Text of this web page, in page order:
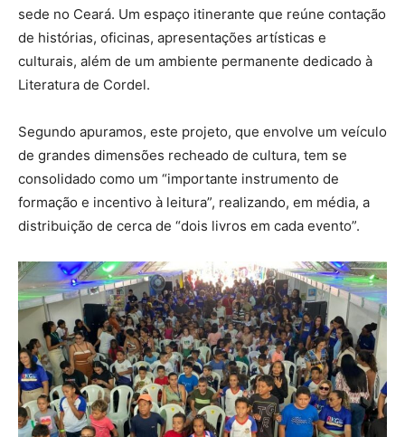
sede no Ceará. Um espaço itinerante que reúne contação
de histórias, oficinas, apresentações artísticas e
culturais, além de um ambiente permanente dedicado à
Literatura de Cordel.
Segundo apuramos, este projeto, que envolve um veículo
de grandes dimensões recheado de cultura, tem se
consolidado como um “importante instrumento de
formação e incentivo à leitura”, realizando, em média, a
distribuição de cerca de “dois livros em cada evento”.